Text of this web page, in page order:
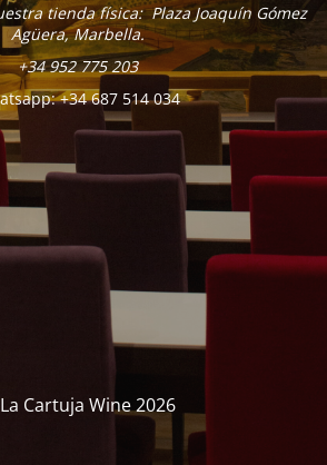
tienda física: Plaza Joaquín Gómez
Agüera, Marbella.
+34 952 775 203
+34 687 514 034
Cartuja Wine 2026